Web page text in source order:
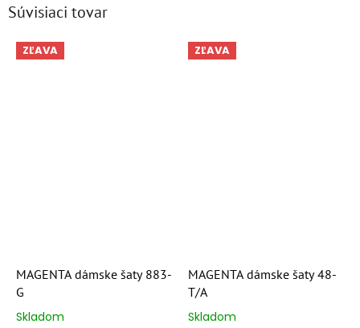
Súvisiaci tovar
ZĽAVA
MAGENTA dámske šaty 883-
G
Priemerné
Skladom
ZĽAVA
MAGENTA dámske šaty 48-
T/A
Priemerné
Skladom